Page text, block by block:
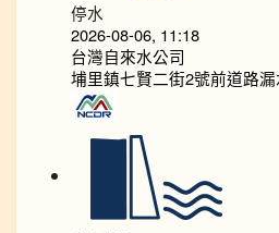
停水
2026-08-06, 11:18
台灣自來水公司
埔里鎮七賢二街2號前道路